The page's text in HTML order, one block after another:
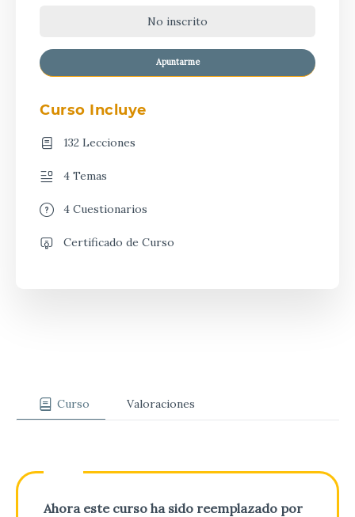
Curso Valoraciones
Ahora este curso ha sido reemplazado por
No inscrito
Apuntarme
Curso Incluye
132 Lecciones
4 Temas
4 Cuestionarios
Certificado de Curso